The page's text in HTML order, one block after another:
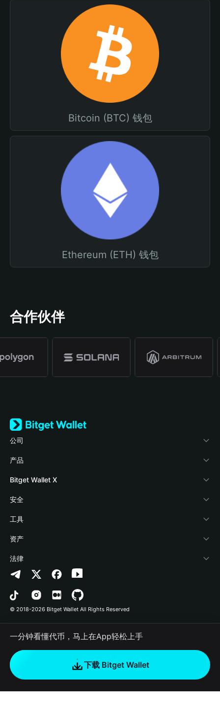
Bitcoin (BTC) 钱包
Ethereum (ETH) 钱包
合作伙伴
公司
关于 Bitget Wallet
博客
学院
加密资讯
帮助中心
联系我们
品牌资源
工作机会
产品
加密卡
稳定币理财
Payfi Crypto
Crypto Swap API
山寨季指数
预测市场
DApp
RWA
如何购买加密货币
Bitget Wallet X
开发者文档
接入钱包
Bitget Wallet Pay
合作上架
安全
风险保障基金
安全防护技术
工具
快捷买币
授权检测
合约检测
批量转账
资产
Arbitrum
Avalanche
Bitcoin
Polygon
法律
隐私协议
用户使用协议
© 2018-2026 Bitget Wallet All Rights Reserved
一分钟看懂代币，马上在App轻松上手
下载 Bitget Wallet